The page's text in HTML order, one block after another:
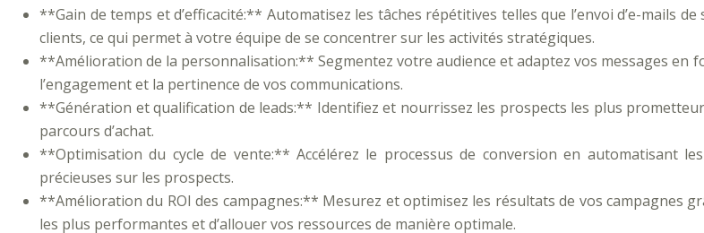
**Gain de temps et d’efficacité:** Automatisez les tâches répétitives telles que l’envoi d’e-mails
clients, ce qui permet à votre équipe de se concentrer sur les activités stratégiques.
**Amélioration de la personnalisation:** Segmentez votre audience et adaptez vos messages en
l’engagement et la pertinence de vos communications.
**Génération et qualification de leads:** Identifiez et nourrissez les prospects les plus
parcours d’achat.
**Optimisation du cycle de vente:** Accélérez le processus de conversion en automatisant
précieuses sur les prospects.
**Amélioration du ROI des campagnes:** Mesurez et optimisez les résultats de vos campagnes
les plus performantes et d’allouer vos ressources de manière optimale.